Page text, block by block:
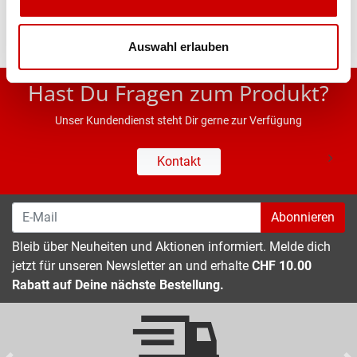
Auswahl erlauben
* UVP des Herstellers; Alle Preisangaben inkl. MwSt.
Hast Du Fragen zum Produkt?
Unser Kundendienst steht Dir gerne zur Verfügung
Kontakt
Abonnieren
Bleib über Neuheiten und Aktionen informiert. Melde dich
jetzt für unseren Newsletter an und erhalte CHF 10.00
Rabatt auf Deine nächste Bestellung.